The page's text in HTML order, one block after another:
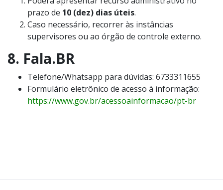
prazo de 10 (dez) dias úteis.
Caso necessário, recorrer às instâncias
supervisores ou ao órgão de controle externo.
8. Fala.BR
Telefone/Whatsapp para dúvidas: 6733311655
Formulário eletrônico de acesso à informação:
https://www.gov.br/acessoainformacao/pt-br